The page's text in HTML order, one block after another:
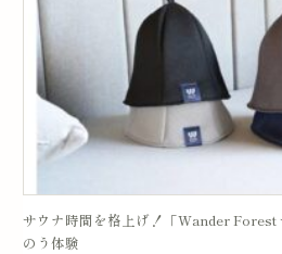
サウナ時間を格上げ！「Wander Forest
のう体験